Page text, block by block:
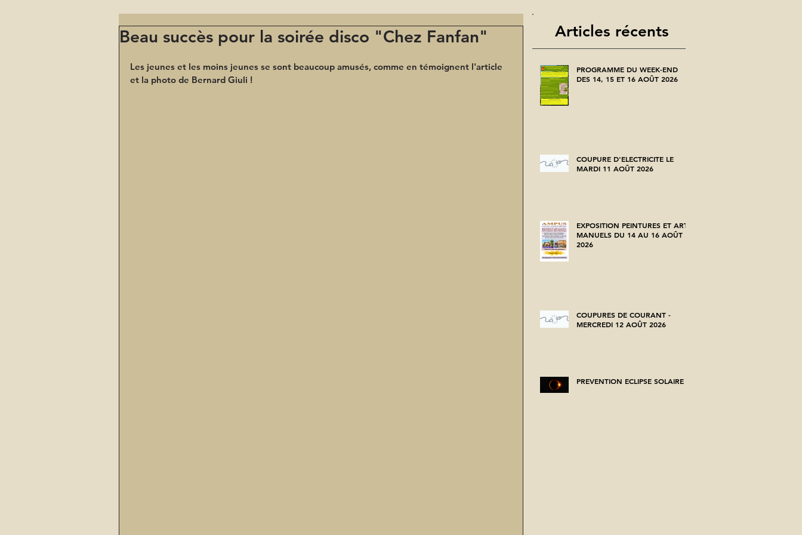
Beau succès pour la soirée disco "Chez Fanfan"
Les jeunes et les moins jeunes se sont beaucoup amusés, comme en témoignent l'article
et la photo de Bernard Giuli !
Articles récents
PROGRAMME DU WEEK-END
DES 14, 15 ET 16 AOÛT 2026
COUPURE D'ELECTRICITE LE
MARDI 11 AOÛT 2026
EXPOSITION PEINTURES ET ARTS
MANUELS DU 14 AU 16 AOÛT
2026
COUPURES DE COURANT -
MERCREDI 12 AOÛT 2026
PREVENTION ECLIPSE SOLAIRE